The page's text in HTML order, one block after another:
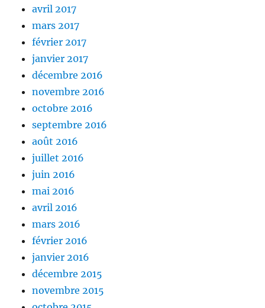
avril 2017
mars 2017
février 2017
janvier 2017
décembre 2016
novembre 2016
octobre 2016
septembre 2016
août 2016
juillet 2016
juin 2016
mai 2016
avril 2016
mars 2016
février 2016
janvier 2016
décembre 2015
novembre 2015